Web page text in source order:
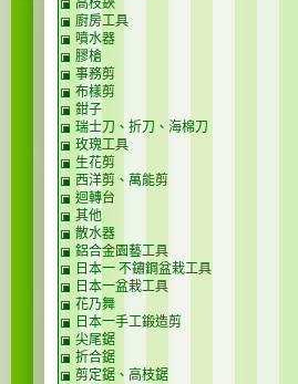
高枝鋏
廚房工具
噴水器
膠槍
事務剪
布樣剪
鉗子
瑞士刀、折刀、海棉刀
玫瑰工具
生花剪
西洋剪、萬能剪
迴轉台
其他
散水器
鋁合金園藝工具
日本一 不鏽鋼盆栽工具
日本一盆栽工具
花乃舞
日本一手工鍛造剪
尖尾鋸
折合鋸
剪定鋸、高枝鋸